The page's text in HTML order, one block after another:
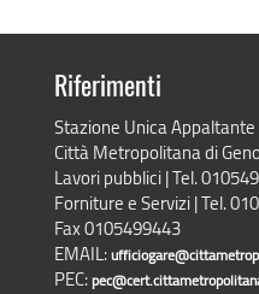
Riferimenti
Stazione Unica Appaltante
Città Metropolitana di
Lavori pubblici | Tel.
Forniture e Servizi | Tel.
Fax 0105499443
EMAIL:
PEC: